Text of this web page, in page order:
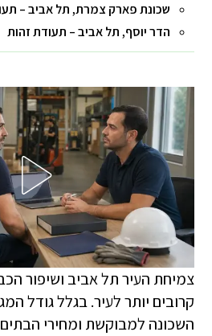
שכונת פארק צמרת, תל אביב –
הדר יוסף, תל אביב – תעודת זהות
צמיחת העיר תל אביב ושיפור
קרובים יותר לעיר. בגלל גודל
השכונה למבוקשת ומחירי